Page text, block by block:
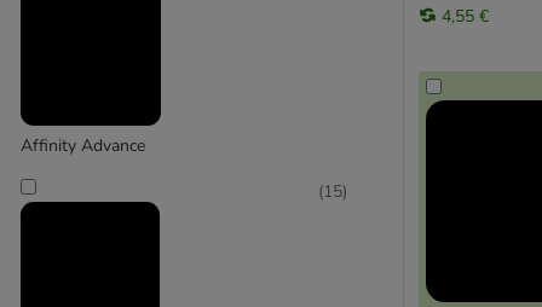
Bozita
Brekkies
Affinity Advance
(15)
4,55 €